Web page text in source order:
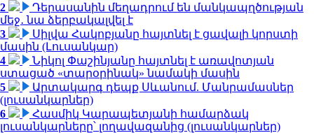
2
Դերասանին մեղադրում են մանկապղծության
մեջ․ նա ձերբակալվել է
3
Սիլվա Հակոբյանը հայտնել է ցավալի կորստի
մասին (Լուսանկար)
4
Նիկոլ Փաշինյանը հայտնել է առավոտյան
ստացած «տարօրինակ» նամակի մասին
5
Արտակարգ դեպք Սևանում. Մանրամասներ
(լուսանկարներ)
6
Հասմիկ Կարապետյանի համարձակ
լուսանկարները՝ լողավազանից (լուսանկարներ)